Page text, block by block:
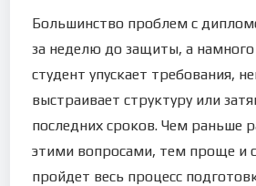
Большинство проблем с
за неделю до защиты, а
студент упускает требования,
выстраивает структуру или
последних сроков. Чем раньше
этими вопросами, тем проще и
пройдет весь процесс